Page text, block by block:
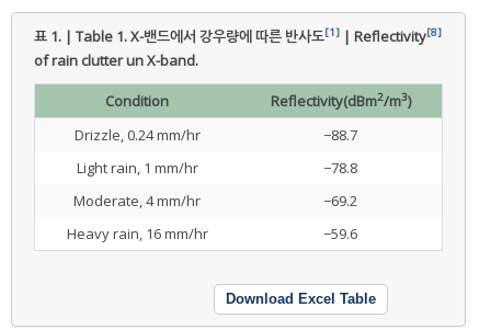
표 1. | Table 1.X-밴드에서 강우량에 따른 반사도[1] | Reflectivity[8]
of rain clutter un X-band.
Condition Reflectivity(dBm2/m3)
Drizzle, 0.24 mm/hr
−88.7
Light rain, 1 mm/hr
−78.8
Moderate, 4 mm/hr
−69.2
Heavy rain, 16 mm/hr
−59.6
Download Excel Table